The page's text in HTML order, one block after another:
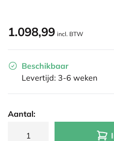
1.098,99 incl. BTW
Beschikbaar
Levertijd: 3-6 weken
Aantal: